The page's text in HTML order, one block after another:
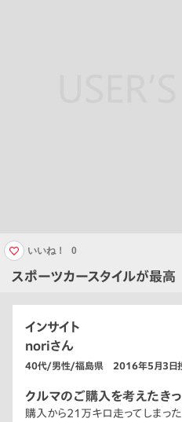
スポーツカースタイルが最高
いいね！ 0
インサイト
noriさん
40代/男性/福島県 2016年5月3日
クルマのご購入を考えたき
購入から21万キロ走ってしまっ